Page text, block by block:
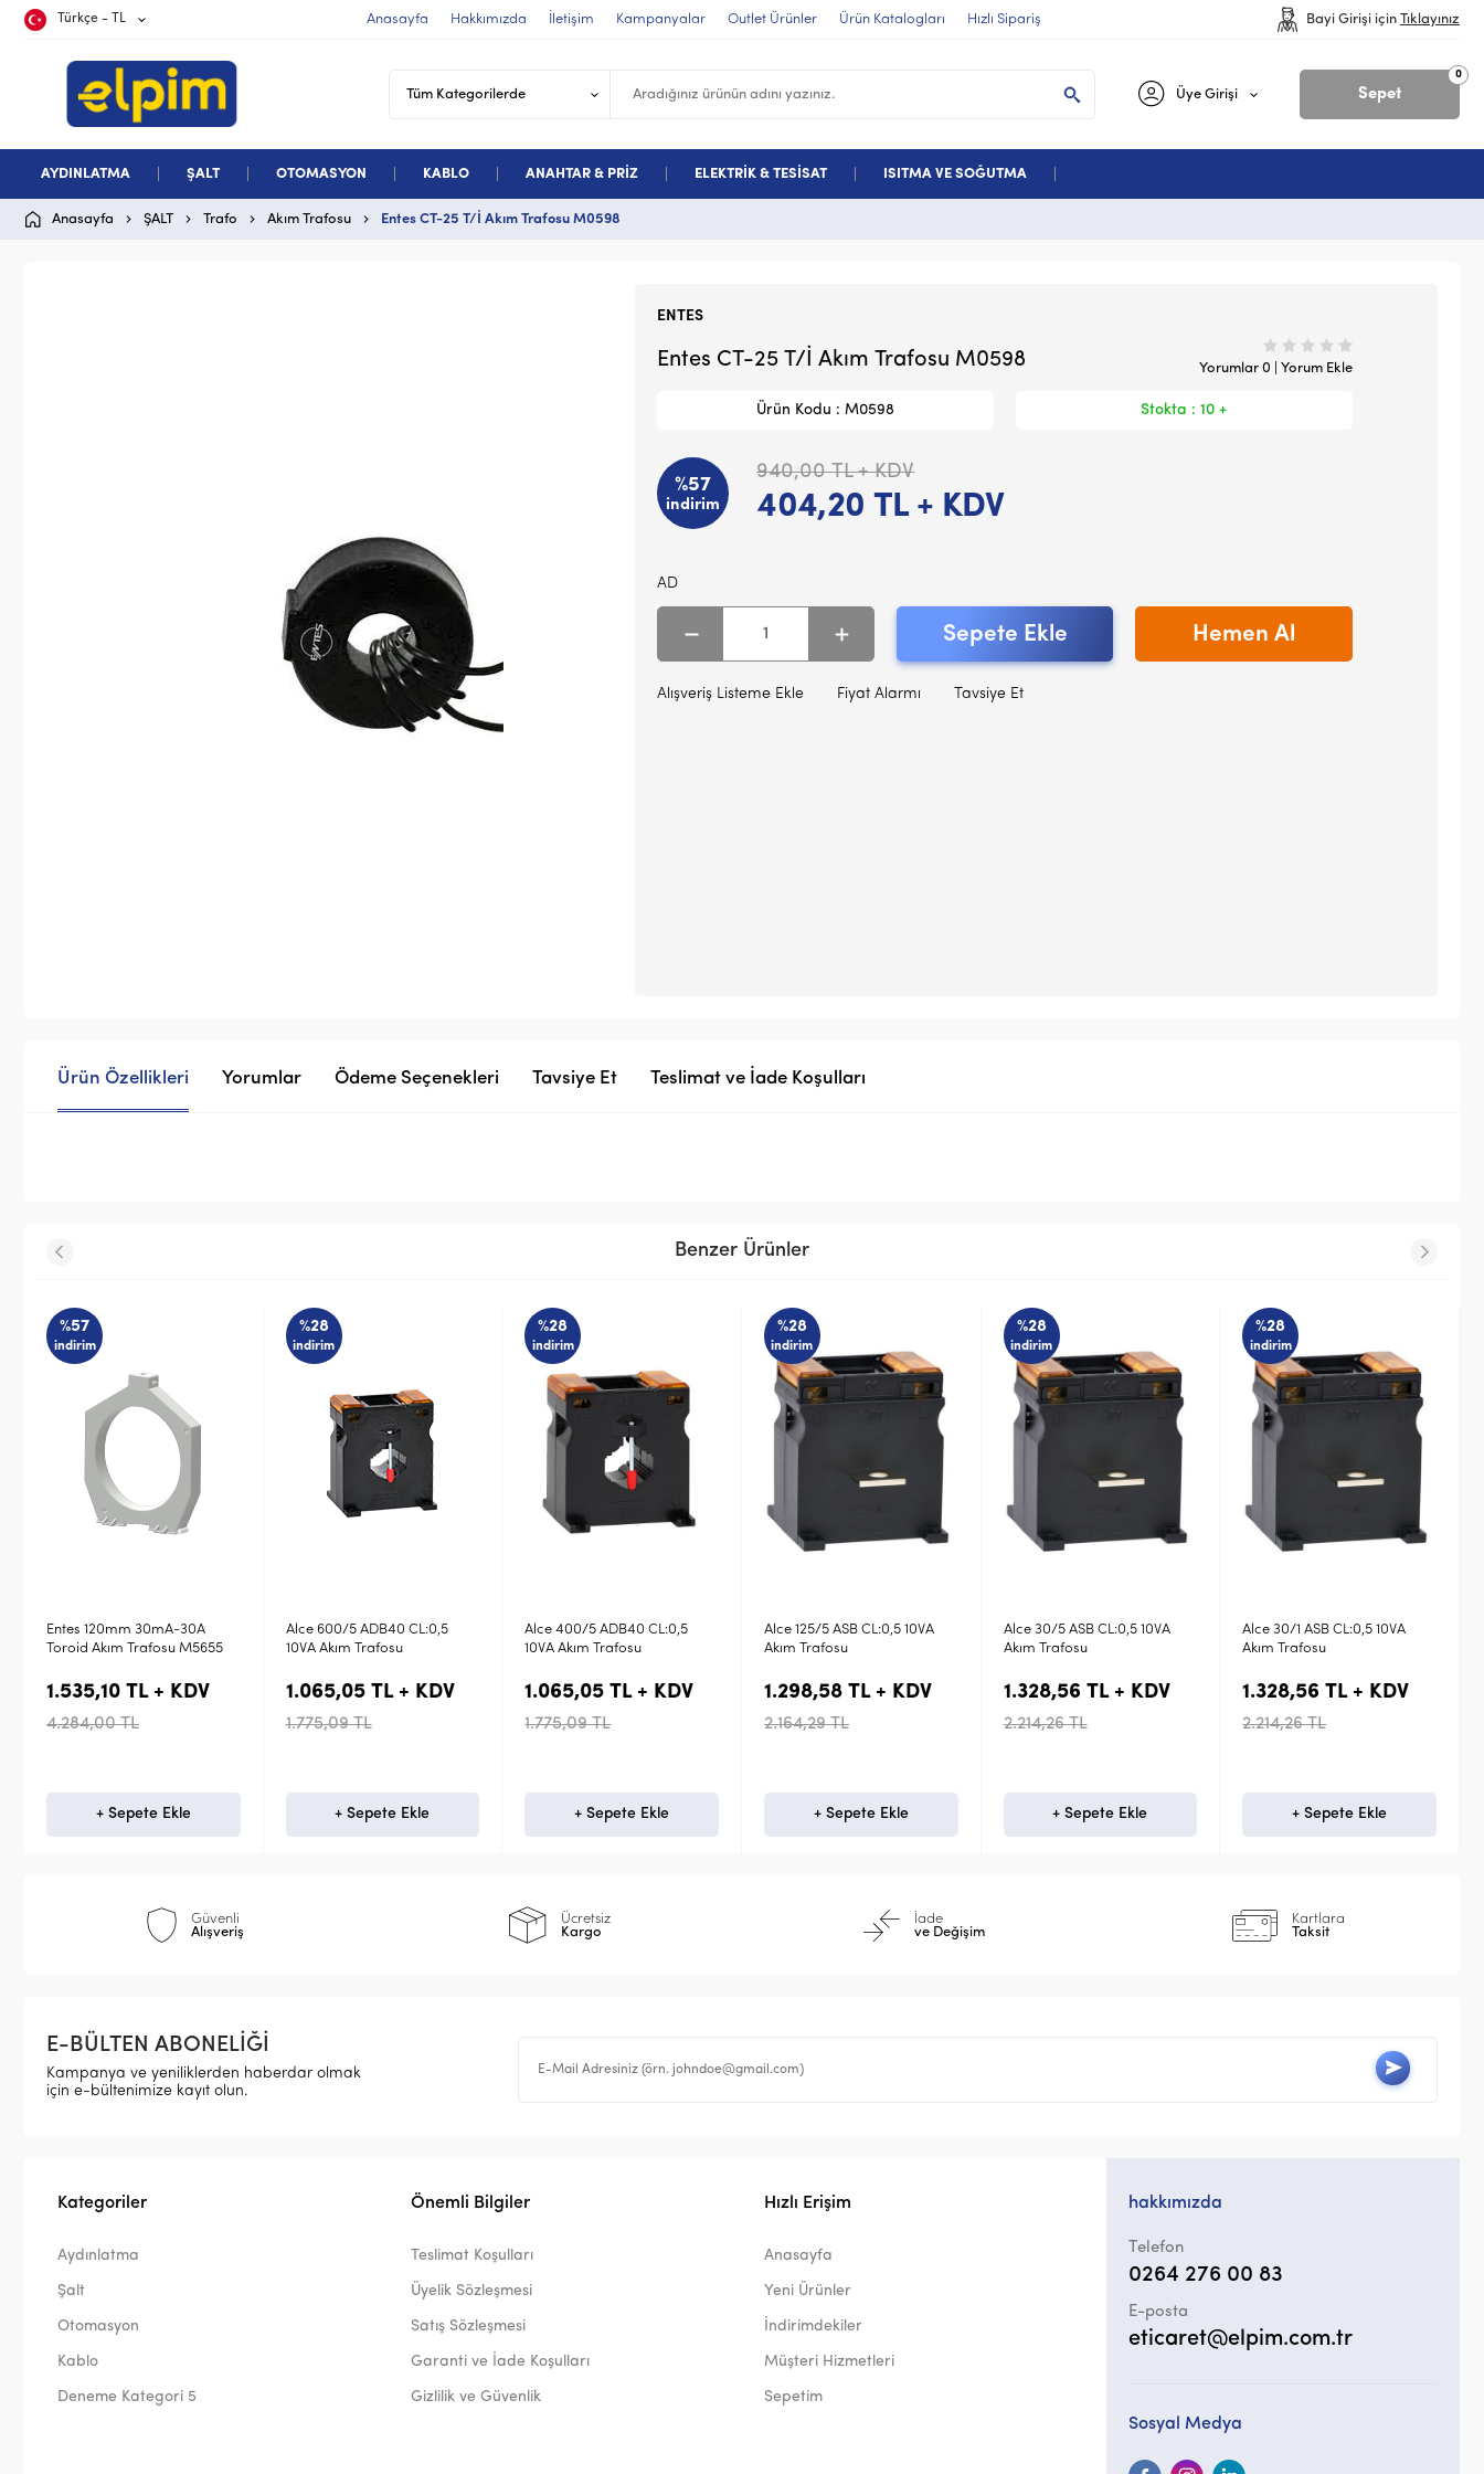
Türkçe - TL Anasayfa Hakkımızda İletişim Kampanyalar Outlet Ürünler Ürün Katalogları Hızlı Sipariş Bayi Girişi için Tıklayınız
Sepet
0
Üye Girişi
AYDINLATMA ŞALT OTOMASYON KABLO ANAHTAR & PRİZ ELEKTRİK & TESİSAT ISITMA VE SOĞUTMA
Anasayfa ŞALT Trafo Akım Trafosu Entes CT-25 T/İ Akım Trafosu M0598
ENTES
Entes CT-25 T/İ Akım Trafosu M0598 Yorumlar 0 | Yorum Ekle
Ürün Kodu : M0598 Stokta : 10 +
%57
indirim
940,00TL + KDV
404,20 TL + KDV
AD
Sepete Ekle Hemen Al
Alışveriş Listeme Ekle Fiyat Alarmı Tavsiye Et
Ürün Özellikleri Yorumlar Ödeme Seçenekleri Tavsiye Et Teslimat ve İade Koşulları
Benzer Ürünler
30mA-30A
M5655
+ KDV
Alce 600/5 ADB40 CL:0,5
10VA Akım Trafosu
1.065,05 TL + KDV
Alce 400/5 ADB40 CL:0,5
10VA Akım Trafosu
1.065,05 TL + KDV
Alce 125/5 ASB CL:0,5 10VA
Akım Trafosu
1.298,58 TL + KDV
Alce 30/5 ASB CL:0,5 10VA
1.328,56 TL + KDV
Alce 30/1 ASB CL:0,5 10VA
1.328,56 TL + KDV
Entes ENS.CYS 812
2.968,34 TL +
Güvenli
Alışveriş
Ücretsiz
Kargo
İade
ve Değişim
Kartlara
Taksit
E-BÜLTEN ABONELİĞİ
Kampanya ve yeniliklerden haberdar olmak
için e-bültenimize kayıt olun.
Kategoriler
Aydınlatma
Şalt
Otomasyon
Kablo
Deneme Kategori 5
Önemli Bilgiler
Teslimat Koşulları
Üyelik Sözleşmesi
Satış Sözleşmesi
Garanti ve İade Koşulları
Gizlilik ve Güvenlik
Hızlı Erişim
Anasayfa
Yeni Ürünler
İndirimdekiler
Müşteri Hizmetleri
Sepetim
hakkımızda
Telefon
0264 276 00 83
E-posta
eticaret@elpim.com.tr
Sosyal Medya